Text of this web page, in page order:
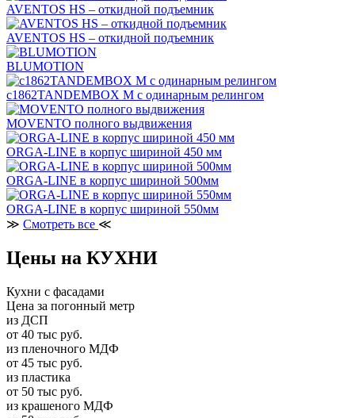
AVENTOS HS – откидной подъемник
AVENTOS HS – откидной подъемник
BLUMOTION
c1862TANDEMBOX М с одинарным релингом
MOVENTO полного выдвижения
ORGA-LINE в корпус шириной 450 мм
ORGA-LINE в корпус шириной 500мм
ORGA-LINE в корпус шириной 550мм
≫ Смотреть все ≪
Цены на КУХНИ
Кухни с фасадами
Цена за погонный метр
из ДСП
от 40 тыс руб.
из пленочного МДФ
от 45 тыс руб.
из пластика
от 50 тыс руб.
из крашеного МДФ